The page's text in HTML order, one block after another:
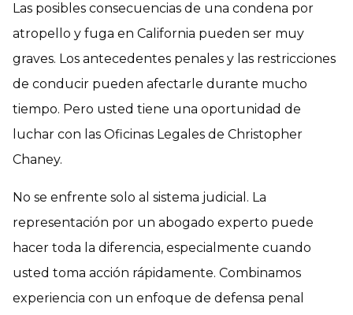
Las posibles consecuencias de una condena por
atropello y fuga en California pueden ser muy
graves. Los antecedentes penales y las restricciones
de conducir pueden afectarle durante mucho
tiempo. Pero usted tiene una oportunidad de
luchar con las Oficinas Legales de Christopher
Chaney.
No se enfrente solo al sistema judicial. La
representación por un abogado experto puede
hacer toda la diferencia, especialmente cuando
usted toma acción rápidamente. Combinamos
experiencia con un enfoque de defensa penal